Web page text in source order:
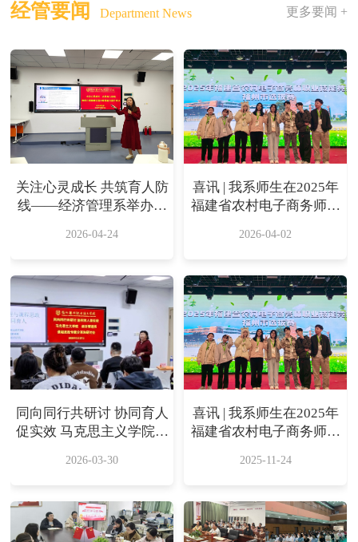
经管要闻 Department News 更多要闻 +
关注心灵成长 共筑育人防
线——经济管理系举办教
力提升培训
2026-04-24
喜讯 | 我系师生在2025年
福建省农村电子商务师职
中斩获佳绩
2026-04-02
同向同行共研讨 协同育人
促实效 马克思主义学院联
政专题分享和研讨会
2026-03-30
喜讯 | 我系师生在2025年
福建省农村电子商务师职
中斩获佳绩
2025-11-24